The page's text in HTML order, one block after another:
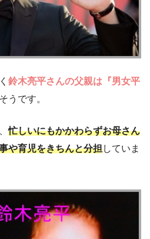
鈴木亮平さんの父親は『男女平
そうです。
忙しいにもかかわらずお母さん
や育児をきちんと分担していま